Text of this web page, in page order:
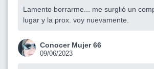
Lamento borrarme... me surglió un
lugar y la prox. voy nuevamente.
Conocer Mujer 66
09/06/2023